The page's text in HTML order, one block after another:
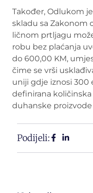
Također, Odlukom
skladu sa Zakonom
ličnom prtljagu
robu bez plaćanja
do 600,00 KM,
čime se vrši
uniji gdje iznosi 300
definirana
duhanske
Podijeli: